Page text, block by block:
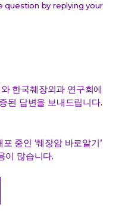
question by replying your
한국췌장외과 연구회에
된 답변을 보내드립니다.
중인 ‘췌장암 바로알기’
이 많습니다.